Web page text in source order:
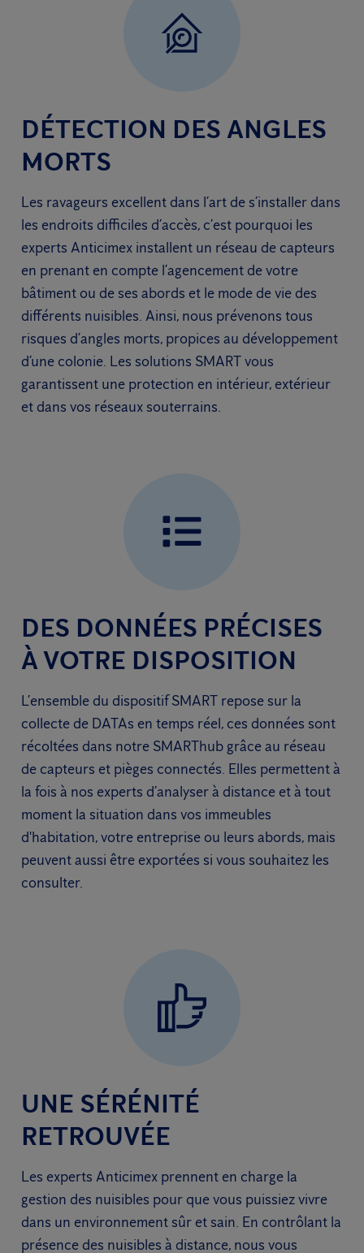
DÉTECTION DES ANGLES
MORTS
Les ravageurs excellent dans l’art de s’installer dans
les endroits difficiles d’accès, c’est pourquoi les
experts Anticimex installent un réseau de capteurs
en prenant en compte l’agencement de votre
bâtiment ou de ses abords et le mode de vie des
différents nuisibles. Ainsi, nous prévenons tous
risques d’angles morts, propices au développement
d’une colonie. Les solutions SMART vous
garantissent une protection en intérieur, extérieur
et dans vos réseaux souterrains.
DES DONNÉES PRÉCISES
À VOTRE DISPOSITION
L’ensemble du dispositif SMART repose sur la
collecte de DATAs en temps réel, ces données sont
récoltées dans notre SMARThub grâce au réseau
de capteurs et pièges connectés. Elles permettent à
la fois à nos experts d’analyser à distance et à tout
moment la situation dans vos immeubles
d'habitation, votre entreprise ou leurs abords, mais
peuvent aussi être exportées si vous souhaitez les
consulter.
UNE SÉRÉNITÉ
RETROUVÉE
Les experts Anticimex prennent en charge la
gestion des nuisibles pour que vous puissiez vivre
dans un environnement sûr et sain. En contrôlant la
présence des nuisibles à distance, nous vous